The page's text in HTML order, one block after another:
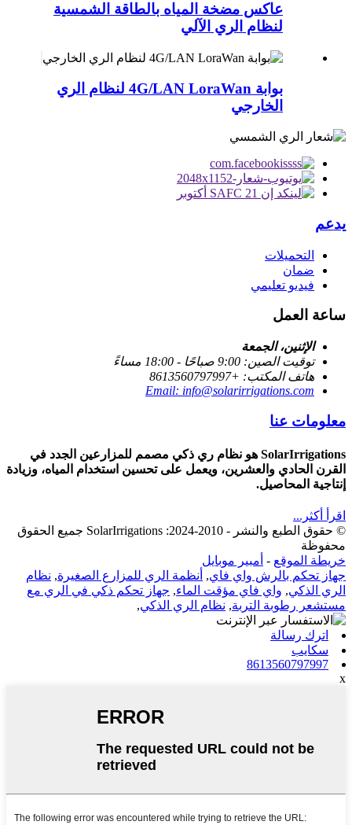
عاكس مضخة المياه بالطاقة الشمسية
لنظام الري الآلي
بوابة 4G/LAN LoraWan لنظام الري
الخارجي
يدعم
التحميلات
ضمان
فيديو تعليمي
ساعة العمل
الإثنين، الجمعة
توقيت الصين: 9:00 صباحًا - 18:00 مساءً
هاتف المكتب: +8613560797997
Email: info@solarirrigations.com
معلومات عنا
SolarIrrigations هو نظام ري ذكي مصمم للمزارعين الجدد في
القرن الحادي والعشرين، ويعمل على تحسين استخدام المياه، وزيادة
إنتاجية المحاصيل.
اقرأ أكثر...
© حقوق الطبع والنشر - 2010-2024: SolarIrrigations جميع الحقوق
محفوظة
خريطة الموقع - أمبير موبايل
جهاز تحكم بالرش واي فاي, أنظمة الري للمزارع الصغيرة, نظام
الري الذكي, واي فاي مؤقت الماء, جهاز تحكم ذكي في الري مع
مستشعر رطوبة التربة, نظام الري الذكي,
اترك رسالة
سكايب
8613560797997
x